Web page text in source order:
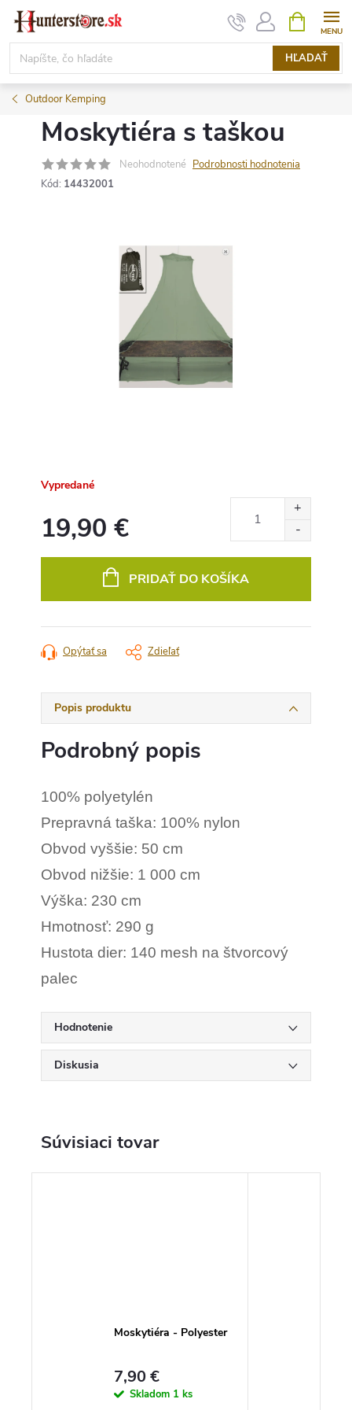
Prejsť
obsah
HĽADAŤ
KOŠÍK
Outdoor Kemping
Moskytiéra s taškou
Neohodnotené Podrobnosti hodnotenia
Kód: 14432001
Vypredané
19,90 €
PRIDAŤ DO KOŠÍKA
Opýtať sa Zdieľať
Popis produktu
Podrobný popis
100% polyetylén
Prepravná taška: 100% nylon
Obvod vyššie: 50 cm
Obvod nižšie: 1 000 cm
Výška: 230 cm
Hmotnosť: 290 g
Hustota dier: 140 mesh na štvorcový
palec
Hodnotenie
Diskusia
Súvisiaci tovar
Moskytiéra - Polyester
7,90 €
Skladom 1 ks